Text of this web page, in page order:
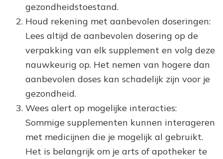
gezondheidstoestand.
Houd rekening met aanbevolen doseringen:
Lees altijd de aanbevolen dosering op de
verpakking van elk supplement en volg deze
nauwkeurig op. Het nemen van hogere dan
aanbevolen doses kan schadelijk zijn voor je
gezondheid.
Wees alert op mogelijke interacties:
Sommige supplementen kunnen interageren
met medicijnen die je mogelijk al gebruikt.
Het is belangrijk om je arts of apotheker te